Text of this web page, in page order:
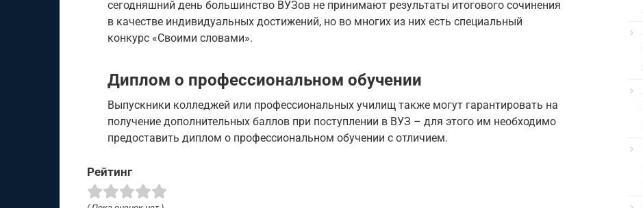
сегодняшний день большинство ВУЗов не принимают результаты итогового сочинения
в качестве индивидуальных достижений, но во многих из них есть специальный
конкурс «Своими словами».
Диплом о профессиональном обучении
Выпускники колледжей или профессиональных училищ также могут гарантировать на
получение дополнительных баллов при поступлении в ВУЗ – для этого им необходимо
предоставить диплом о профессиональном обучении с отличием.
Рейтинг